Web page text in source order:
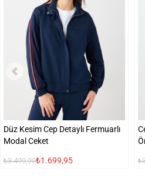
Düz Kesim Cep Detaylı Fermuarlı
Modal Ceket
₺3.499,95₺1.699,95